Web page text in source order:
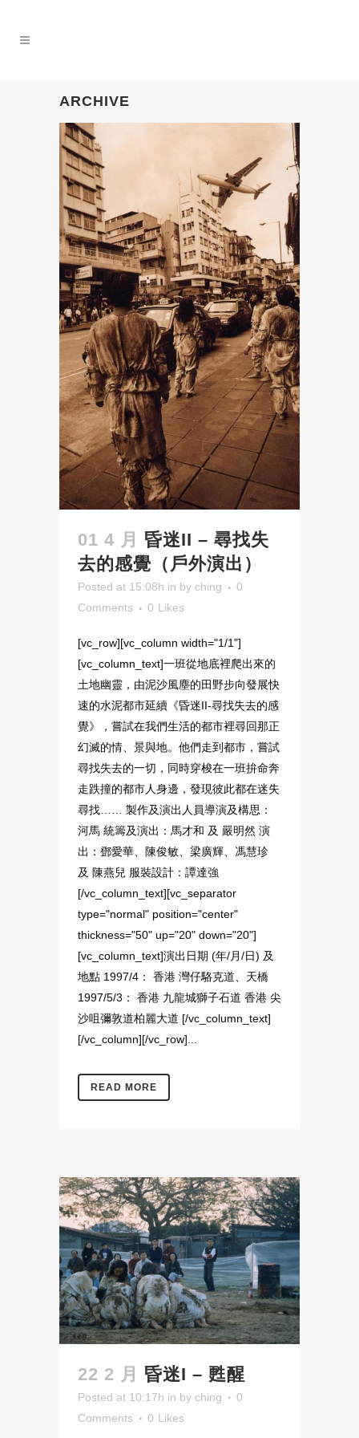
ARCHIVE
01 4 月 昏迷II – 尋找失
去的感覺（戶外演出）
Posted at 15:08h in by ching
0
Comments
0 Likes
[vc_row][vc_column width="1/1"]
[vc_column_text]一班從地底裡爬出來的
土地幽靈，由泥沙風塵的田野步向發展快
速的水泥都市延續《昏迷II-尋找失去的感
覺》，嘗試在我們生活的都市裡尋回那正
幻滅的情、景與地。他們走到都市，嘗試
尋找失去的一切，同時穿梭在一班拚命奔
走跌撞的都市人身邊，發現彼此都在迷失
尋找…… 製作及演出人員導演及構思：
河馬 統籌及演出：馬才和 及 嚴明然 演
出：鄧愛華、陳俊敏、梁廣輝、馮慧珍
及 陳燕兒 服裝設計：譚達強
[/vc_column_text][vc_separator
type="normal" position="center"
thickness="50" up="20" down="20"]
[vc_column_text]演出日期 ‭(‬年‭/‬月‭/‬日‭) ‬及
地點 1997/4： 香港 灣仔駱克道、天橋
1997/5/3： 香港 九龍城獅子石道 香港 尖
沙咀彌敦道柏麗大道 [/vc_column_text]
[/vc_column][/vc_row]...
READ MORE
22 2 月 昏迷I – 甦醒
Posted at 10:17h in by ching
0
Comments
0 Likes